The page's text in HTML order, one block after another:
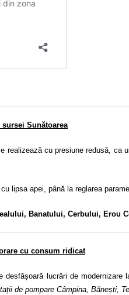
Sunătoarea
realizează cu presiune redusă,
lipsa apei, până la reglarea
Banatului, Cerbului, Erou
cu consum ridicat
desfășoară lucrări de modernizare
de pompare Câmpina, Bănești,